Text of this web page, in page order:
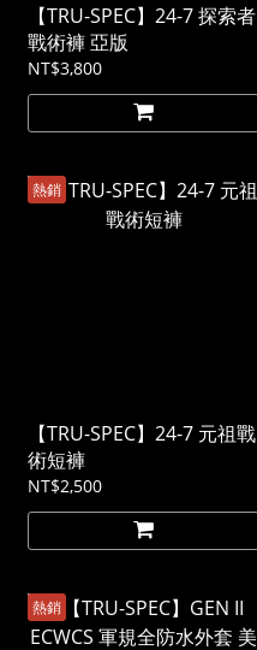
【TRU-SPEC】24-7 探索者
戰術褲 亞版
NT$3,800
熱銷
【TRU-SPEC】24-7 元祖戰
術短褲
NT$2,500
熱銷